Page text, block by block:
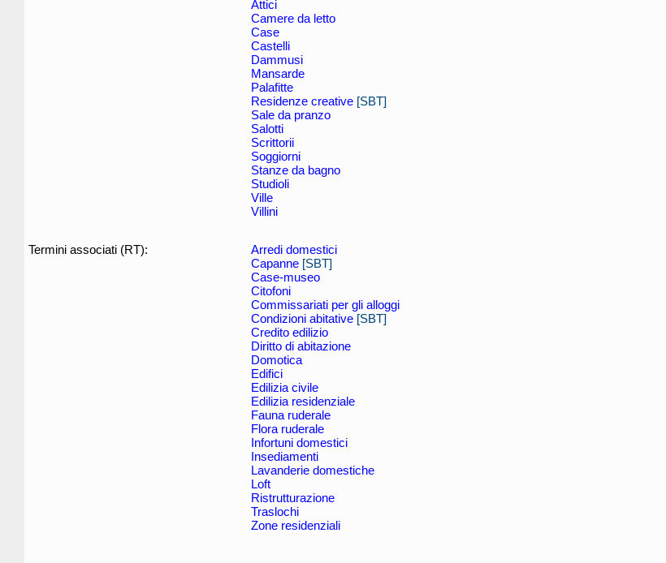
Attici
Camere da letto
Case
Castelli
Dammusi
Mansarde
Palafitte
Residenze creative [SBT]
Sale da pranzo
Salotti
Scrittorii
Soggiorni
Stanze da bagno
Studioli
Ville
Villini
Termini associati (RT):
Arredi domestici
Capanne [SBT]
Case-museo
Citofoni
Commissariati per gli alloggi
Condizioni abitative [SBT]
Credito edilizio
Diritto di abitazione
Domotica
Edifici
Edilizia civile
Edilizia residenziale
Fauna ruderale
Flora ruderale
Infortuni domestici
Insediamenti
Lavanderie domestiche
Loft
Ristrutturazione
Traslochi
Zone residenziali